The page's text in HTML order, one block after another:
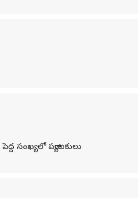
సంఖ్యలో పర్యాటకులు